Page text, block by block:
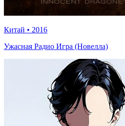
Китай • 2016
Ужасная Радио Игра (Новелла)